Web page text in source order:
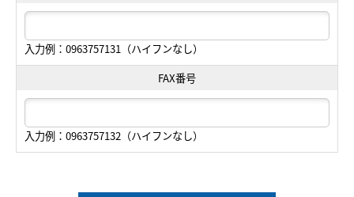
入力例：0963757131（ハイフンなし）
FAX番号
入力例：0963757132（ハイフンなし）